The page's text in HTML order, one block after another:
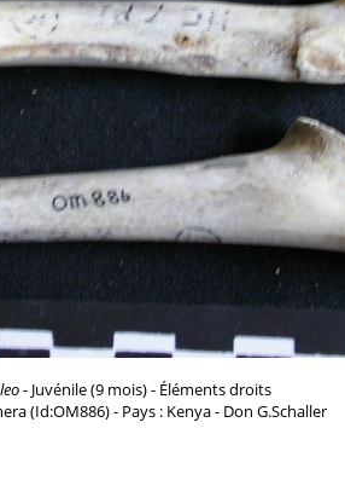
- Juvénile (9 mois) - Éléments droits
(Id:OM886) - Pays : Kenya - Don G.Schaller